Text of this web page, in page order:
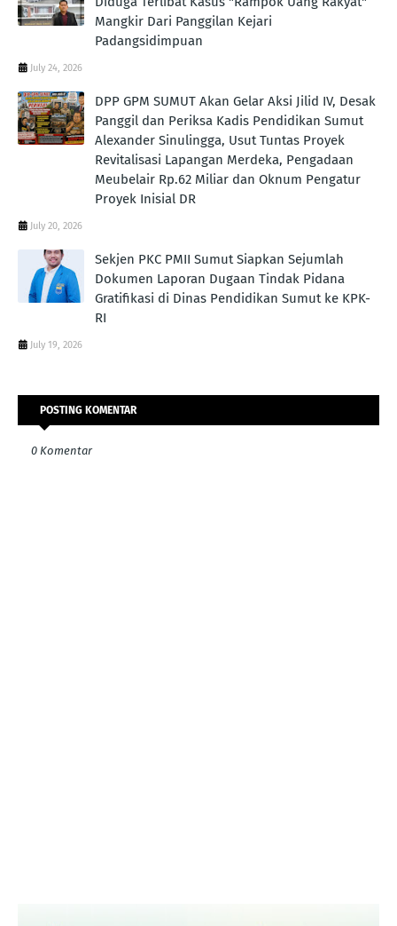
Mangkir Dari Panggilan Kejari
Padangsidimpuan
July 24, 2026
DPP GPM SUMUT Akan Gelar Aksi Jilid IV, Desak
Panggil dan Periksa Kadis Pendidikan Sumut
Alexander Sinulingga, Usut Tuntas Proyek
Revitalisasi Lapangan Merdeka, Pengadaan
Meubelair Rp.62 Miliar dan Oknum Pengatur
Proyek Inisial DR
July 20, 2026
Sekjen PKC PMII Sumut Siapkan Sejumlah
Dokumen Laporan Dugaan Tindak Pidana
Gratifikasi di Dinas Pendidikan Sumut ke KPK-
RI
July 19, 2026
POSTING KOMENTAR
0 Komentar